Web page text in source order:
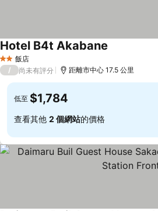
2 星級飯店
Hotel B4t Akabane
/ 尚未有評分 距離市中心 17.5 公里
低至 $1,784
查看其他 2 個網站的價格